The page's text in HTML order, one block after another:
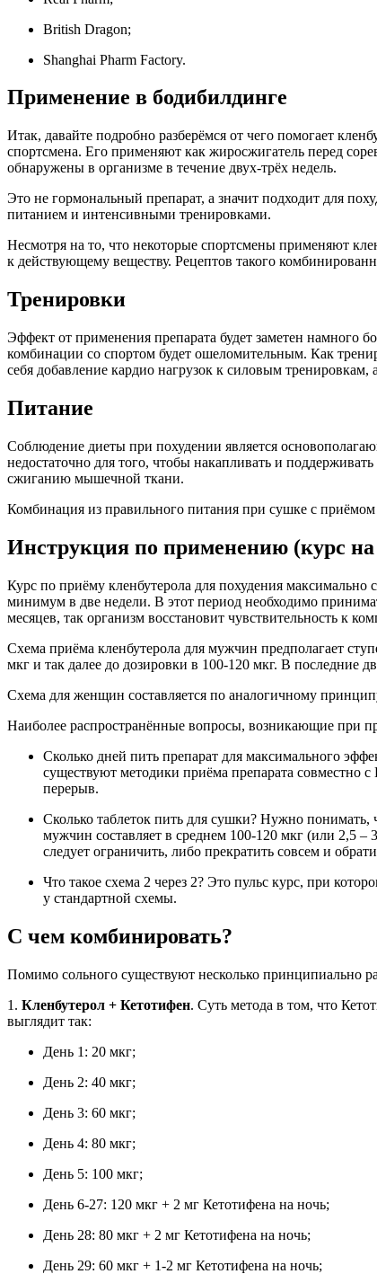
British Dragon;
Shanghai Pharm Factory.
Применение в бодибилдинге
Итак, давайте подробно разберёмся от чего помогает
спортсмена. Его применяют как жиросжигатель перед
обнаружены в организме в течение двух-трёх недель.
Это не гормональный препарат, а значит подходит для
питанием и интенсивными тренировками.
Несмотря на то, что некоторые спортсмены применяют
к действующему веществу. Рецептов такого
Тренировки
Эффект от применения препарата будет заметен намного
комбинации со спортом будет ошеломительным. Как
себя добавление кардио нагрузок к силовым тренировкам,
Питание
Соблюдение диеты при похудении является
недостаточно для того, чтобы накапливать и
сжиганию мышечной ткани.
Комбинация из правильного питания при сушке с
Инструкция по применению (курс
Курс по приёму кленбутерола для похудения максимально
минимум в две недели. В этот период необходимо
месяцев, так организм восстановит чувствительность к
Схема приёма кленбутерола для мужчин предполагает
мкг и так далее до дозировки в 100-120 мкг. В последние
Схема для женщин составляется по аналогичному
Наиболее распространённые вопросы, возникающие при
Сколько дней пить препарат для максимального
существуют методики приёма препарата совместно
перерыв.
Сколько таблеток пить для сушки? Нужно понимать,
мужчин составляет в среднем 100-120 мкг (или 2,5
следует ограничить, либо прекратить совсем и
Что такое схема 2 через 2? Это пульс курс, при
у стандартной схемы.
С чем комбинировать?
Помимо сольного существуют несколько принципиально
1. Кленбутерол + Кетотифен. Суть метода в том, что
выглядит так:
День 1: 20 мкг;
День 2: 40 мкг;
День 3: 60 мкг;
День 4: 80 мкг;
День 5: 100 мкг;
День 6-27: 120 мкг + 2 мг Кетотифена на ночь;
День 28: 80 мкг + 2 мг Кетотифена на ночь;
День 29: 60 мкг + 1-2 мг Кетотифена на ночь;